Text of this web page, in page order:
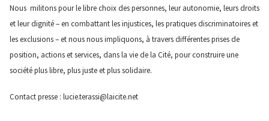
Nous militons pour le libre choix des personnes, leur autonomie, leurs droits
et leur dignité – en combattant les injustices, les pratiques discriminatoires et
les exclusions – et nous nous impliquons, à travers différentes prises de
position, actions et services, dans la vie de la Cité, pour construire une
société plus libre, plus juste et plus solidaire.
Contact presse : lucie.terassi@laicite.net